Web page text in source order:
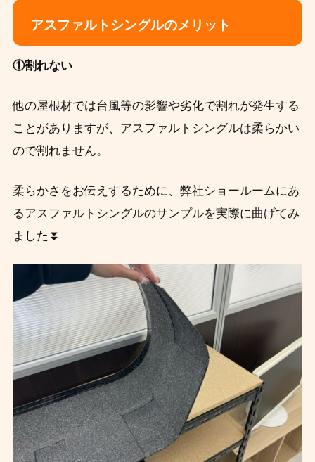
アスファルトシングルのメリット
①割れない
他の屋根材では台風等の影響や劣化で割れが発生する
ことがありますが、アスファルトシングルは柔らかい
ので割れません。
柔らかさをお伝えするために、弊社ショールームにあ
るアスファルトシングルのサンプルを実際に曲げてみ
ました⏬